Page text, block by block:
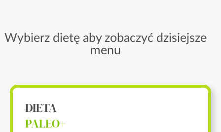
Wybierz dietę aby zobaczyć dzisiejsze
menu
DIETA
PALEO+